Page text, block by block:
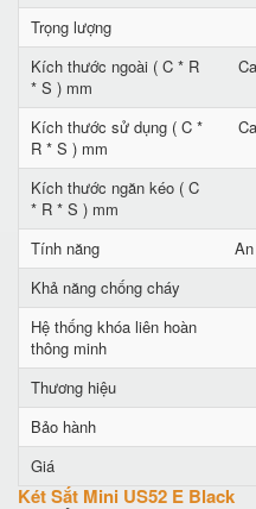
Trọng lượng
Kích thước ngoài ( C * R
* S ) mm
Kích thước sử dụng ( C *
R * S ) mm
Kích thước ngăn kéo ( C
* R * S ) mm
Tính năng
Khả năng chống cháy
Hệ thống khóa liên hoàn
thông minh
Thương hiệu
Bảo hành
Giá
Két Sắt Mini US52 E Black